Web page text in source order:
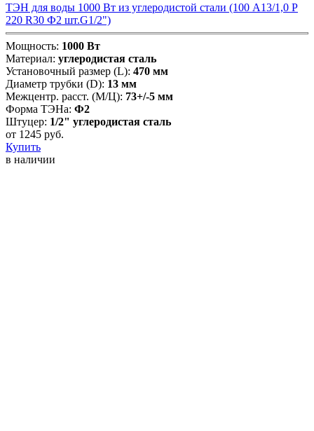
ТЭН для воды 1000 Вт из углеродистой стали (100 А13/1,0 P
220 R30 Ф2 шт.G1/2")
Мощность: 1000 Вт
Материал: углеродистая сталь
Установочный размер (L): 470 мм
Диаметр трубки (D): 13 мм
Межцентр. расст. (М/Ц): 73+/-5 мм
Форма ТЭНа: Ф2
Штуцер: 1/2" углеродистая сталь
от 1245 руб.
Купить
в наличии